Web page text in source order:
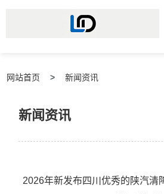
网站首页 新闻资讯
新闻资讯
2026年新发布四川优秀的陕汽清